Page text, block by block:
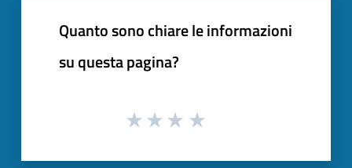
Quanto sono chiare le informazioni
su questa pagina?